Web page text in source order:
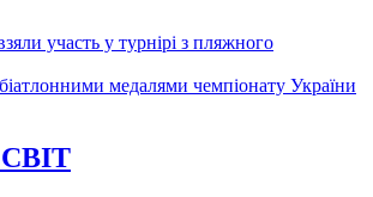
участь у турнірі з пляжного
медалями чемпіонату України